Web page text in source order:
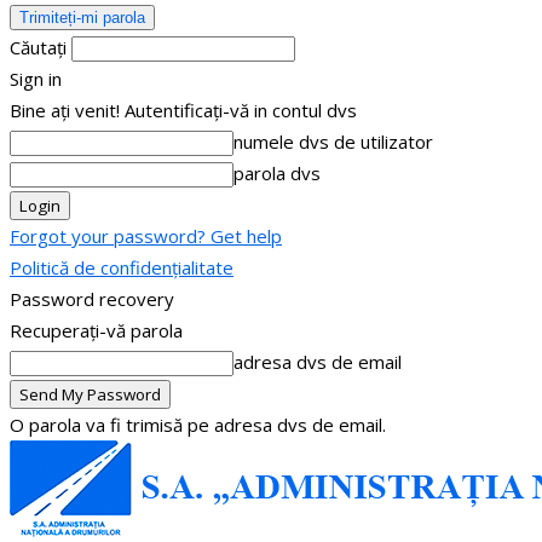
Căutați
Sign in
Bine ați venit! Autentificați-vă in contul dvs
numele dvs de utilizator
parola dvs
Forgot your password? Get help
Politică de confidențialitate
Password recovery
Recuperați-vă parola
adresa dvs de email
O parola va fi trimisă pe adresa dvs de email.